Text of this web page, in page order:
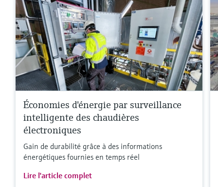
Économies d'énergie par surveillance
intelligente des chaudières
électroniques
Gain de durabilité grâce à des informations
énergétiques fournies en temps réel
Lire l'article complet